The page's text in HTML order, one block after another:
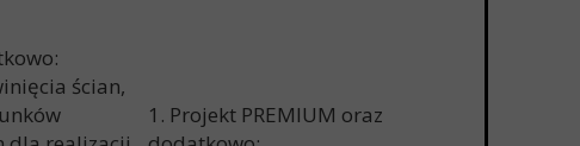
ścian,
1. Projekt PREMIUM oraz